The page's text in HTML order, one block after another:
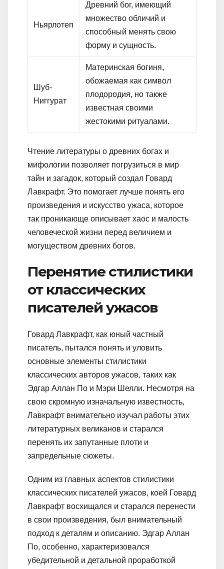
Ньярлотеп
Древний бог, имеющий
множество обличий и
способный менять свою
форму и сущность.
Шуб-
Ниггурат
Материнская богиня,
обожаемая как символ
плодородия, но также
известная своими
жестокими ритуалами.
Чтение литературы о древних богах и
мифологии позволяет погрузиться в мир
тайн и загадок, который создал Говард
Лавкрафт. Это помогает лучше понять его
произведения и искусство ужаса, которое
так проникающе описывает хаос и малость
человеческой жизни перед величием и
могуществом древних богов.
Перенятие стилистики
от классических
писателей ужасов
Говард Лавкрафт, как юный частный
писатель, пытался понять и уловить
основные элементы стилистики
классических авторов ужасов, таких как
Эдгар Аллан По и Мэри Шелли. Несмотря на
свою скромную изначальную известность,
Лавкрафт внимательно изучал работы этих
литературных великанов и старался
перенять их запутанные плоти и
запредельные сюжеты.
Одним из главных аспектов стилистики
классических писателей ужасов, коей Говард
Лавкрафт восхищался и старался перенести
в свои произведения, был внимательный
подход к деталям и описанию. Эдгар Аллан
По, особенно, характеризовался
убедительной и детальной проработкой